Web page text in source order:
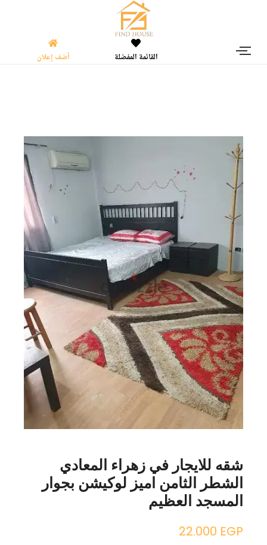
القائمة المفضلة أضف إعلان
شقه للايجار في زهراء المعادي
الشطر الثامن اميز لوكيشن بجوار
المسجد العظيم
22.000 EGP